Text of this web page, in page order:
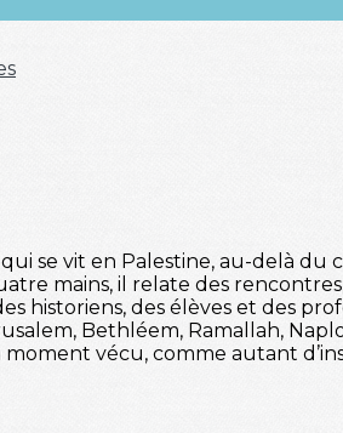
se vit en Palestine, au-delà du
mains, il relate des
historiens, des élèves et des
Bethléem, Ramallah,
vécu, comme autant